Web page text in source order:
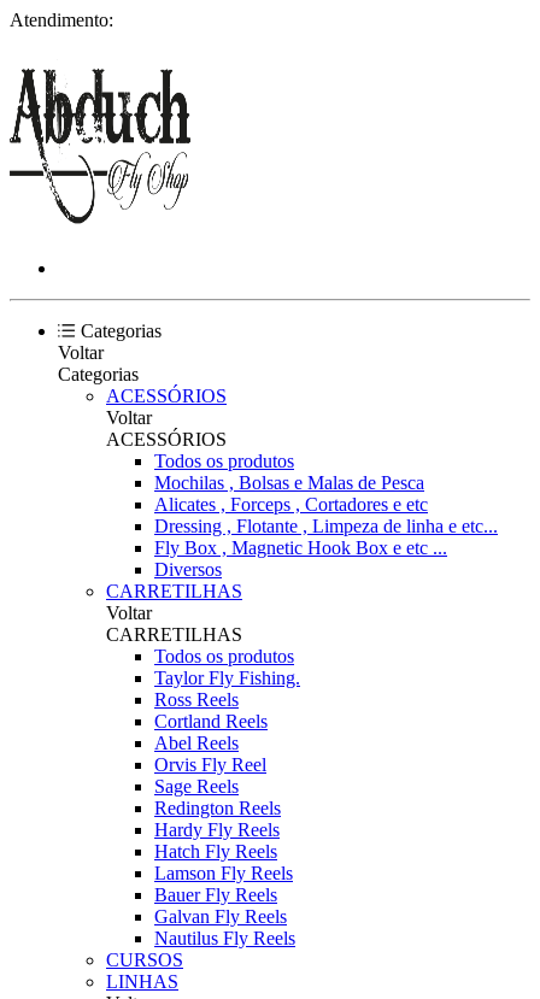
Atendimento:
Categorias
Voltar
Categorias
ACESSÓRIOS
Voltar
ACESSÓRIOS
Todos os produtos
Mochilas , Bolsas e Malas de Pesca
Alicates , Forceps , Cortadores e etc
Dressing , Flotante , Limpeza de linha e etc...
Fly Box , Magnetic Hook Box e etc ...
Diversos
CARRETILHAS
Voltar
CARRETILHAS
Todos os produtos
Taylor Fly Fishing.
Ross Reels
Cortland Reels
Abel Reels
Orvis Fly Reel
Sage Reels
Redington Reels
Hardy Fly Reels
Hatch Fly Reels
Lamson Fly Reels
Bauer Fly Reels
Galvan Fly Reels
Nautilus Fly Reels
CURSOS
LINHAS